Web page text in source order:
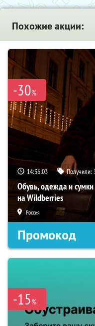
Похожие акции:
-30%
14:36:02 Получили:
Обувь, одежда и
на Wildberries
Россия
Промокод
-15%